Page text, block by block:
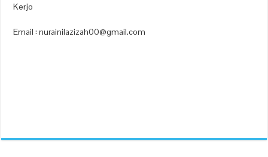
Kerjo
Email : nurainilazizah00@gmail.com